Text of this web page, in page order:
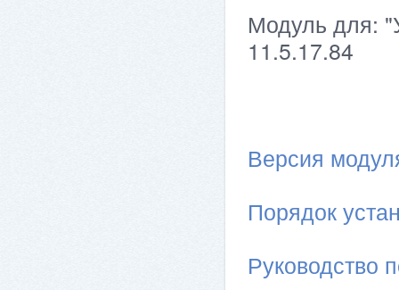
Модуль для:
11.5.17.84
Версия
Порядок
Руководство